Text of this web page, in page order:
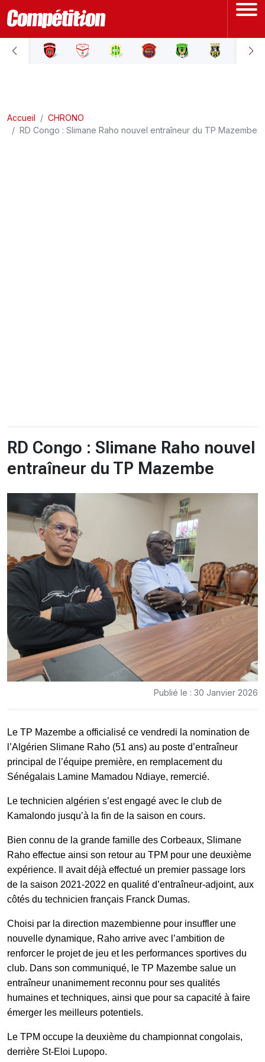
ACCUEIL
LIGUE 2
Accueil
CHRONO
RD Congo : Slimane Raho nouvel entraîneur du TP Mazembe
RD Congo : Slimane Raho nouvel
entraîneur du TP Mazembe
Publié le : 30 Janvier 2026
Le TP Mazembe a officialisé ce vendredi la nomination de
l’Algérien Slimane Raho (51 ans) au poste d’entraîneur
principal de l’équipe première, en remplacement du
Sénégalais Lamine Mamadou Ndiaye, remercié.
Le technicien algérien s’est engagé avec le club de
Kamalondo jusqu’à la fin de la saison en cours.
Bien connu de la grande famille des Corbeaux, Slimane
Raho effectue ainsi son retour au TPM pour une deuxième
expérience. Il avait déjà effectué un premier passage lors
de la saison 2021-2022 en qualité d’entraîneur-adjoint, aux
côtés du technicien français Franck Dumas.
Choisi par la direction mazembienne pour insuffler une
nouvelle dynamique, Raho arrive avec l’ambition de
renforcer le projet de jeu et les performances sportives du
club. Dans son communiqué, le TP Mazembe salue un
entraîneur unanimement reconnu pour ses qualités
humaines et techniques, ainsi que pour sa capacité à faire
émerger les meilleurs potentiels.
Le TPM occupe la deuxième du championnat congolais,
derrière St-Eloi Lupopo.